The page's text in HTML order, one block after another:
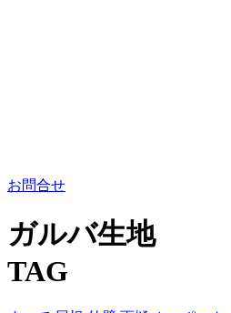
お問合せ
ガルバ生地
TAG